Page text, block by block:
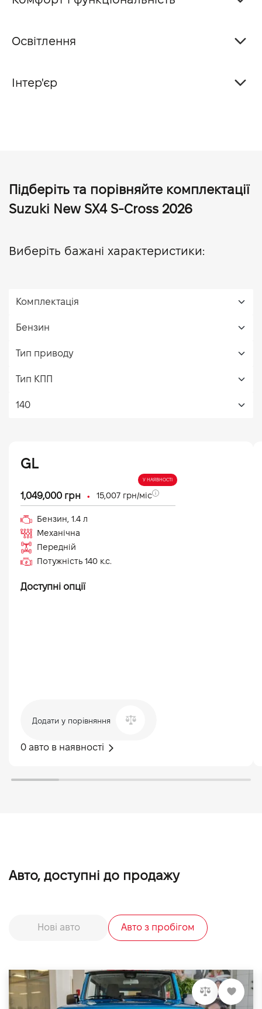
Освітлення
Інтер'єр
Підберіть та порівняйте комплектації
Suzuki New SX4 S-Cross 2026
Виберіть бажані характеристики:
GL
У НАЯВНОСТІ
1,049,000 грн • 15,007 грн/міс
Бензин, 1.4 л
Механічна
Передній
Потужність 140 к.с.
Доступні опції
0 авто в наявності
Додати у порівняння
Авто, доступні до продажу
Нові авто Авто з пробігом